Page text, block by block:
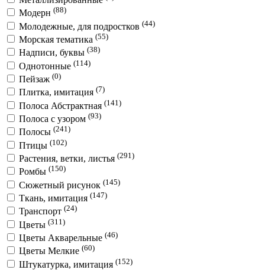
Модерн (88)
Молодежные, для подростков (44)
Морская тематика (55)
Надписи, буквы (38)
Однотонные (114)
Пейзаж (0)
Плитка, имитация (7)
Полоса Абстрактная (141)
Полоса с узором (93)
Полосы (241)
Птицы (102)
Растения, ветки, листья (291)
Ромбы (150)
Сюжетный рисунок (145)
Ткань, имитация (147)
Транспорт (24)
Цветы (311)
Цветы Акварельные (46)
Цветы Мелкие (60)
Штукатурка, имитация (152)